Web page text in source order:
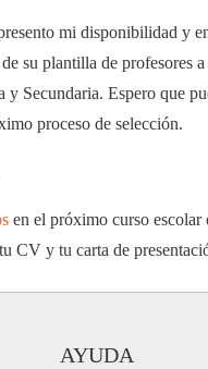
mi disponibilidad y
su plantilla de profesores
y Secundaria. Espero que
proceso de selección.
en el próximo curso escolar
CV y tu carta de
AYUDA